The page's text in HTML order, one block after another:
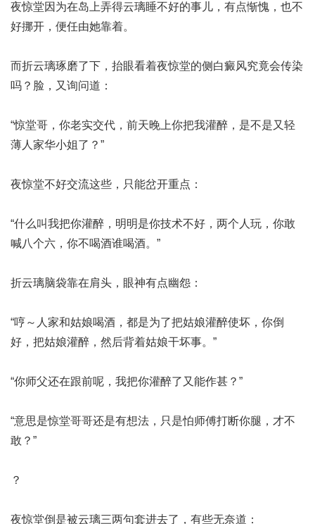
夜惊堂因为在岛上弄得云璃睡不好的事儿，有点惭愧，也不
好挪开，便任由她靠着。
而折云璃琢磨了下，抬眼看着夜惊堂的侧 白癜风究竟会传染
吗？ 脸，又询问道：
“惊堂哥，你老实交代，前天晚上你把我灌醉，是不是又轻
薄人家华小姐了？”
夜惊堂不好交流这些，只能岔开重点：
“什么叫我把你灌醉，明明是你技术不好，两个人玩，你敢
喊八个六，你不喝酒谁喝酒。”
折云璃脑袋靠在肩头，眼神有点幽怨：
“哼～人家和姑娘喝酒，都是为了把姑娘灌醉使坏，你倒
好，把姑娘灌醉，然后背着姑娘干坏事。”
“你师父还在跟前呢，我把你灌醉了又能作甚？”
“意思是惊堂哥哥还是有想法，只是怕师傅打断你腿，才不
敢？”
？
夜惊堂倒是被云璃三两句套进去了，有些无奈道：